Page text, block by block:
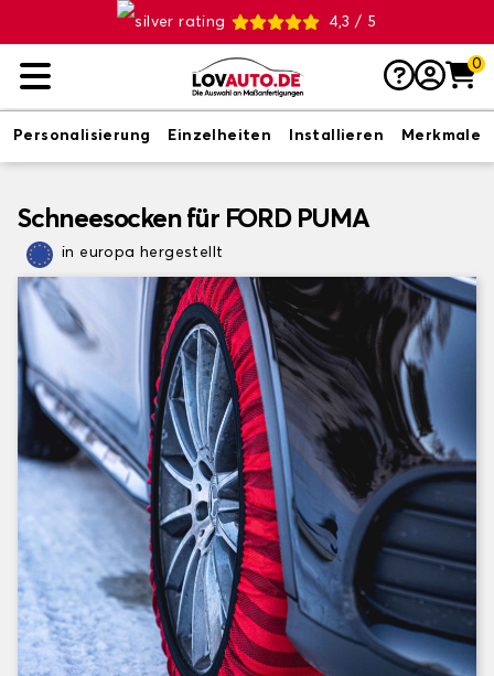
4,3 / 5
0
Personalisierung Einzelheiten Installieren Merkmale
Schneesocken für FORD PUMA
in europa hergestellt